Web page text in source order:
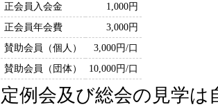
正会員入会金
1,000円
正会員年会費
3,000円
賛助会員（個人）
3,000円/口
賛助会員（団体）
10,000円/口
定例会及び総会の見学は